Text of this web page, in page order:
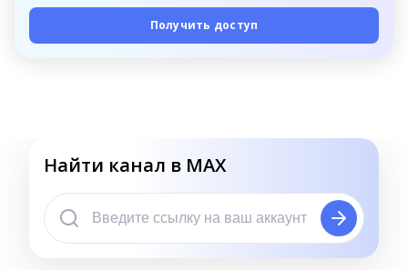
Получить доступ
Найти канал в MAX